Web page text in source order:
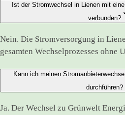
Ist der Stromwechsel in Lienen mit
verbunden?
Nein. Die Stromversorgung in
gesamten Wechselprozesses ohne
Kann ich meinen
durchführen?
Ja. Der Wechsel zu Grünwelt